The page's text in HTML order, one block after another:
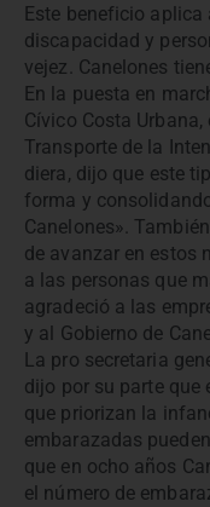
Este beneficio
discapacidad y
vejez. Canelones
En la puesta en
Cívico Costa
Transporte de la
diera, dijo que este
forma y
Canelones».
de avanzar en estos
a las personas que
agradeció a las
y al Gobierno de
La pro secretaria
dijo por su parte que
que priorizan la
embarazadas
que en ocho años
el número de